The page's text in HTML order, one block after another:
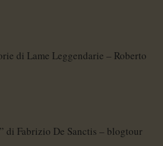
di Lame Leggendarie – Roberto
di Fabrizio De Sanctis – blogtour